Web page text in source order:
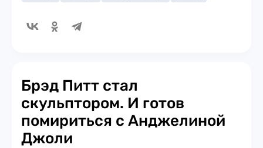
Брэд Питт стал
скульптором. И готов
помириться с Анджелиной
Джоли